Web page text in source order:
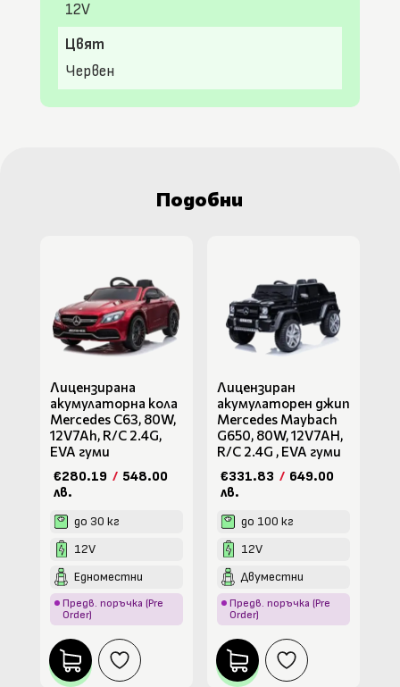
12V
Цвят
Червен
Подобни
Лицензирана
акумулаторна кола
Mercedes C63, 80W,
12V7Ah, R/C 2.4G,
EVA гуми
€280.19 / 548.00
лв.
до 30 кг
12V
Едноместни
Предв. поръчка (Pre
Order)
Лицензиран
акумулаторен джип
Mercedes Maybach
G650, 80W, 12V7AH,
R/C 2.4G , EVA гуми
€331.83 / 649.00
лв.
до 100 кг
12V
Двуместни
Предв. поръчка (Pre
Order)